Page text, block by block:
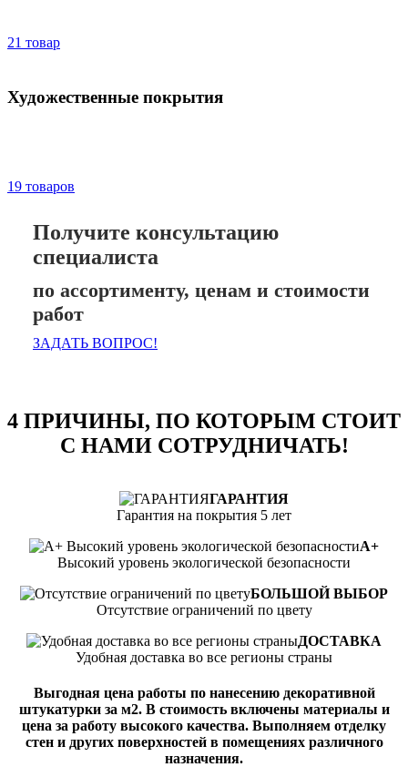
21 товар
Художественные покрытия
19 товаров
Получите консультацию
специалиста
по ассортименту, ценам и стоимости
работ
ЗАДАТЬ ВОПРОС!
4 ПРИЧИНЫ, ПО КОТОРЫМ СТОИТ
С НАМИ СОТРУДНИЧАТЬ!
ГАРАНТИЯ
Гарантия на покрытия 5 лет
А+
Высокий уровень экологической безопасности
БОЛЬШОЙ ВЫБОР
Отсутствие ограничений по цвету
ДОСТАВКА
Удобная доставка во все регионы страны
Выгодная цена работы по нанесению декоративной
штукатурки за м2. В стоимость включены материалы и
цена за работу высокого качества. Выполняем отделку
стен и других поверхностей в помещениях различного
назначения.